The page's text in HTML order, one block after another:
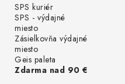
SPS kuriér
SPS - výdajné
miesto
Zásielkovňa výdajné
miesto
Geis paleta
Zdarma nad 90 €